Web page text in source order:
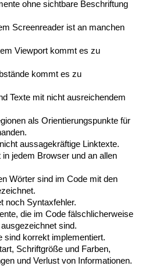
ohne sichtbare Beschriftung
Screenreader ist an manchen
Viewport kommt es zu
kommt es zu
Texte mit nicht ausreichendem
als Orientierungspunkte für
aussagekräftige Linktexte.
jedem Browser und an allen
Wörter sind im Code mit den
noch Syntaxfehler.
die im Code fälschlicherweise
sind.
sind korrekt implementiert.
Schriftgröße und Farben,
und Verlust von Informationen.